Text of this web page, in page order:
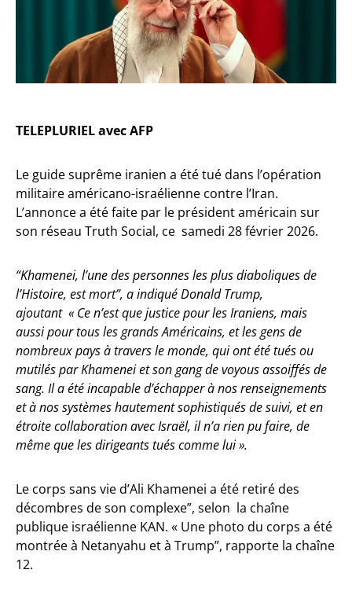
TELEPLURIEL avec AFP
Le guide suprême iranien a été tué dans l’opération
militaire américano-israélienne contre l’Iran.
L’annonce a été faite par le président américain sur
son réseau Truth Social, ce samedi 28 février 2026.
“Khamenei, l’une des personnes les plus diaboliques de
l’Histoire, est mort”, a indiqué Donald Trump,
ajoutant « Ce n’est que justice pour les Iraniens, mais
aussi pour tous les grands Américains, et les gens de
nombreux pays à travers le monde, qui ont été tués ou
mutilés par Khamenei et son gang de voyous assoiffés de
sang. Il a été incapable d’échapper à nos renseignements
et à nos systèmes hautement sophistiqués de suivi, et en
étroite collaboration avec Israël, il n’a rien pu faire, de
même que les dirigeants tués comme lui ».
Le corps sans vie d’Ali Khamenei a été retiré des
décombres de son complexe”, selon la chaîne
publique israélienne KAN. « Une photo du corps a été
montrée à Netanyahu et à Trump”, rapporte la chaîne
12.